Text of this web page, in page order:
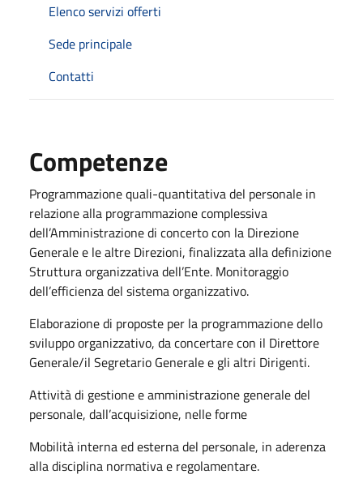
Elenco servizi offerti
Sede principale
Contatti
Competenze
Programmazione quali-quantitativa del personale in
relazione alla programmazione complessiva
dell’Amministrazione di concerto con la Direzione
Generale e le altre Direzioni, finalizzata alla definizione
Struttura organizzativa dell’Ente. Monitoraggio
dell’efficienza del sistema organizzativo.
Elaborazione di proposte per la programmazione dello
sviluppo organizzativo, da concertare con il Direttore
Generale/il Segretario Generale e gli altri Dirigenti.
Attività di gestione e amministrazione generale del
personale, dall’acquisizione, nelle forme
Mobilità interna ed esterna del personale, in aderenza
alla disciplina normativa e regolamentare.